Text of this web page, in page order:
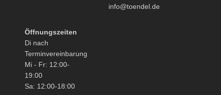
info@toendel.de
Öffnungszeiten
Di nach
Terminvereinbarung
Mi - Fr: 12:00-
19:00
Sa: 12:00-18:00